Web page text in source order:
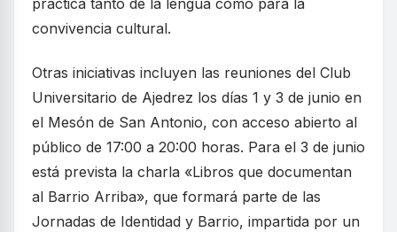
práctica tanto de la lengua como para la
convivencia cultural.
Otras iniciativas incluyen las reuniones del Club
Universitario de Ajedrez los días 1 y 3 de junio en
el Mesón de San Antonio, con acceso abierto al
público de 17:00 a 20:00 horas. Para el 3 de junio
está prevista la charla «Libros que documentan
al Barrio Arriba», que formará parte de las
Jornadas de Identidad y Barrio, impartida por un